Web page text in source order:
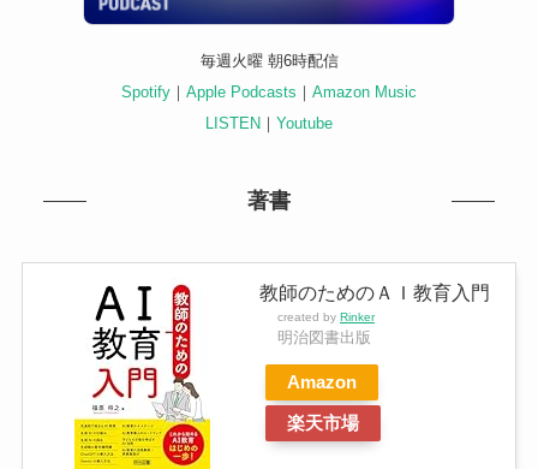
毎週火曜 朝6時配信
Spotify ｜ Apple Podcasts ｜ Amazon Music
LISTEN ｜ Youtube
著書
教師のためのＡＩ教育入門
created by Rinker
明治図書出版
Amazon
楽天市場